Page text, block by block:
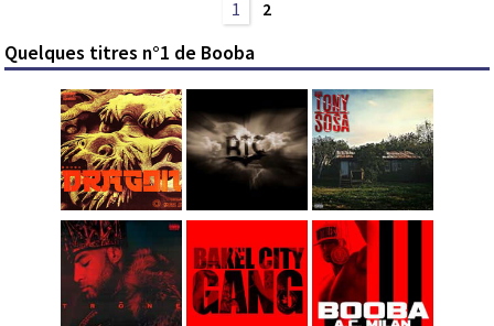
1
2
Quelques titres n°1 de Booba